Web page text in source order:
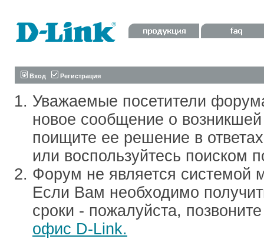
Вход Регистрация
Уважаемые посетители
новое сообщение о
поищите ее решение в
или воспользуйтесь поиском
Форум не является системой
Если Вам необходимо
сроки - пожалуйста,
офис D-Link.